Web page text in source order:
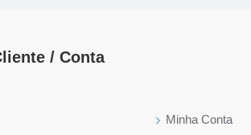
/ Conta
Minha Conta